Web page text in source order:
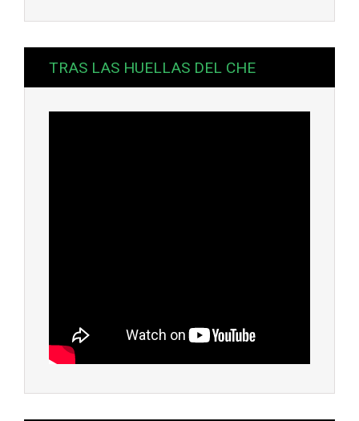
TRAS LAS HUELLAS DEL CHE